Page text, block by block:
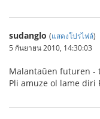
sudanglo (แสดงโปรไฟล์)
5 กันยายน 2010, 14:30:03
Malantaŭen futuren -
Pli amuze ol lame diri